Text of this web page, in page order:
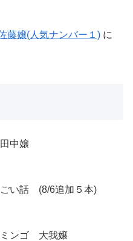
嬢(人気ナンバー１) に
中嬢
い話 (8/6追加５本)
ンゴ 大我嬢